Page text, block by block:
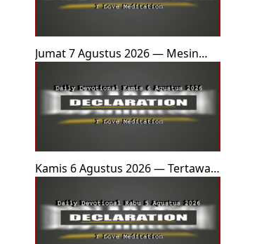
Kematian
Jumat 7 Agustus 2026 — Mesin
Minggu 1)
Kamis 6 Agustus 2026 — Tertawan